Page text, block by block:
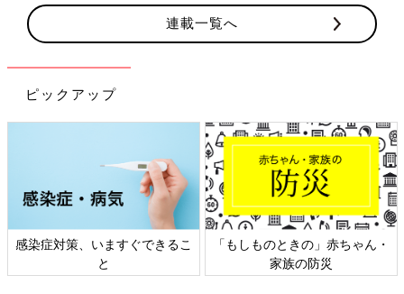
連載一覧へ
ピックアップ
日本外来小児科学会リーフレッ
ト検討会
六星占術 細木かおりさんの人生
相談